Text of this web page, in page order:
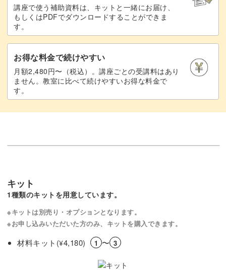
講座で使う補助資料は、キットと一緒にお届け、
もしくはPDFでダウンロードすることができま
す。
お得な料金で続けやすい
月額2,480円〜（税込）。講座ごとの受講料はあり
ません。教室に比べて続けやすいお得な料金で
す。
キット
1種類のキットを用意しています。
※キットは別売り・オプションとなります。
※お申し込みいただいた方のみ、キットを購入できます。
材料キット(¥4,180) 1 〜 3